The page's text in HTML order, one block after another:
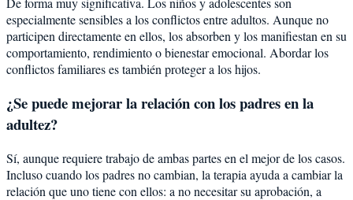
especialmente sensibles a los conflictos entre adultos. Aunque no
participen directamente en ellos, los absorben y los manifiestan en su
comportamiento, rendimiento o bienestar emocional. Abordar los
conflictos familiares es también proteger a los hijos.
¿Se puede mejorar la relación con los padres en la
adultez?
Sí, aunque requiere trabajo de ambas partes en el mejor de los casos.
Incluso cuando los padres no cambian, la terapia ayuda a cambiar la
relación que uno tiene con ellos: a no necesitar su aprobación, a